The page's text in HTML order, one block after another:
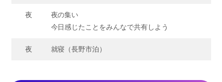
夜
夜の集い
今日感じたことをみんなで共有しよう
夜 就寝（長野市泊）